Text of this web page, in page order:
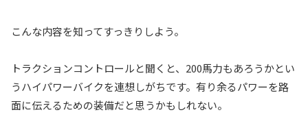
こんな内容を知ってすっきりしよう。
トラクションコントロールと聞くと、200馬力もあろうかとい
うハイパワーバイクを連想しがちです。有り余るパワーを路
面に伝えるための装備だと思うかもしれない。